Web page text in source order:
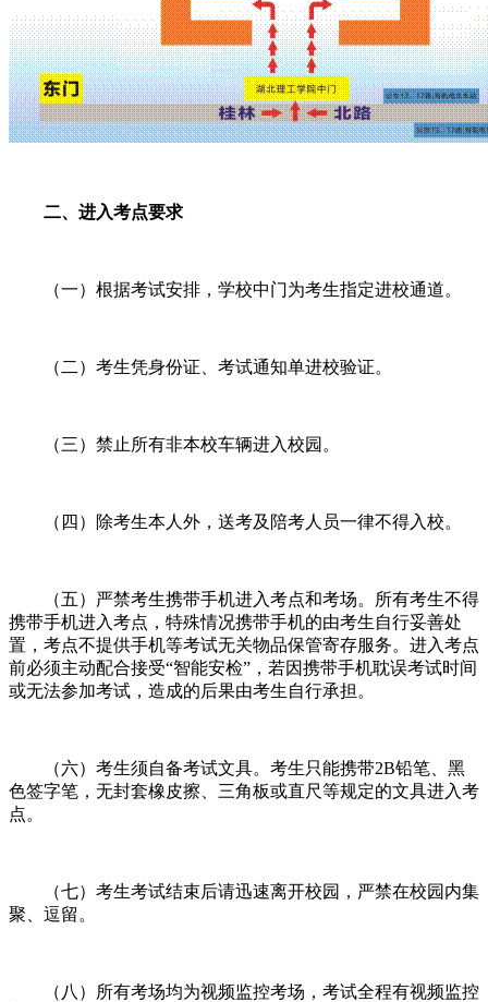
二、进入考点要求
（一）根据考试安排，学校中门为考生指定进校通道。
（二）考生凭身份证、考试通知单进校验证。
（三）禁止所有非本校车辆进入校园。
（四）除考生本人外，送考及陪考人员一律不得入校。
（五）严禁考生携带手机进入考点和考场。所有考生不得
携带手机进入考点，特殊情况携带手机的由考生自行妥善处
置，考点不提供手机等考试无关物品保管寄存服务。进入考点
前必须主动配合接受“智能安检”，若因携带手机耽误考试时间
或无法参加考试，造成的后果由考生自行承担。
（六）考生须自备考试文具。考生只能携带2B铅笔、黑
色签字笔，无封套橡皮擦、三角板或直尺等规定的文具进入考
点。
（七）考生考试结束后请迅速离开校园，严禁在校园内集
聚、逗留。
（八）所有考场均为视频监控考场，考试全程有视频监控